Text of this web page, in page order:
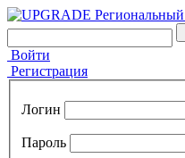
Войти
Регистрация
Логин
Пароль